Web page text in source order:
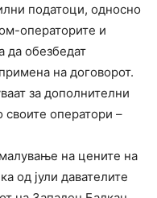
податоци, односно
операторите и
да обезбедат
на договорот.
за дополнителни
своите оператори –
на цените на
од јули давателите